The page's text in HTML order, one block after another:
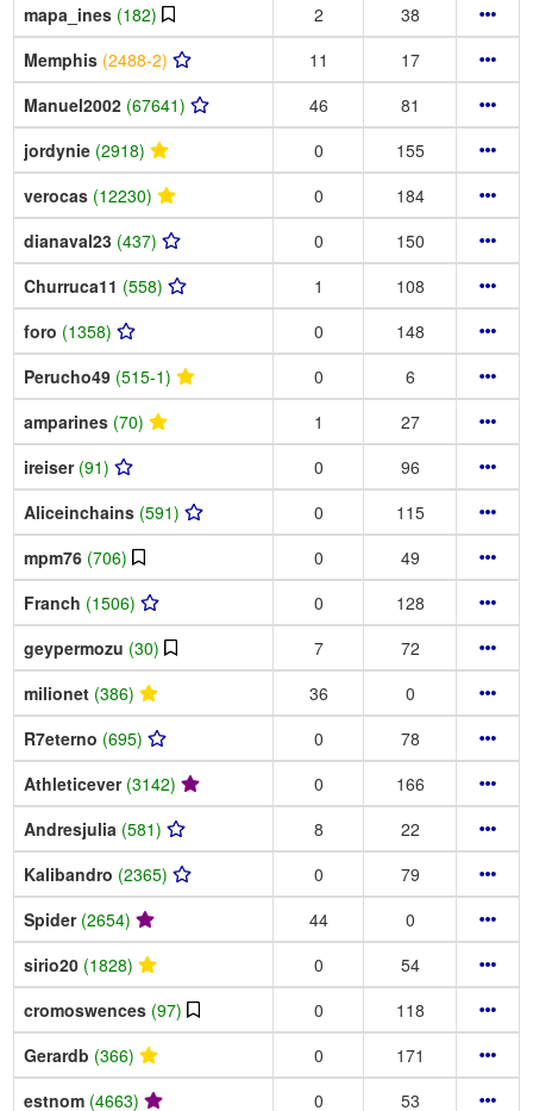
mapa_ines (182) 2
38
Memphis (2488-2) 11
17
Manuel2002 (67641) 46
81
jordynie (2918) 0
155
verocas (12230) 0
184
dianaval23 (437) 0
150
Churruca11 (558) 1
108
foro (1358) 0
148
Perucho49 (515-1) 0
6
amparines (70) 1
27
ireiser (91) 0
96
Aliceinchains (591) 0
115
mpm76 (706) 0
49
Franch (1506) 0
128
geypermozu (30) 7
72
milionet (386) 36
0
R7eterno (695) 0
78
Athleticever (3142) 0
166
Andresjulia (581) 8
22
Kalibandro (2365) 0
79
Spider (2654) 44
0
sirio20 (1828) 0
54
cromoswences (97) 0
118
Gerardb (366) 0
171
estnom (4663) 0 53